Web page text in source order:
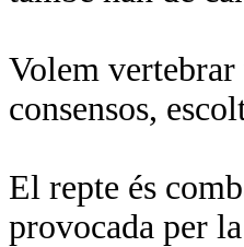
Volem vertebrar
consensos,
El repte és
provocada per